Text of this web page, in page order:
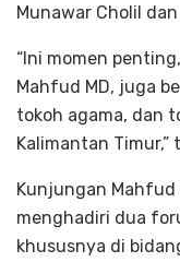
Munawar Cholil
“Ini momen
Mahfud MD, juga
tokoh agama, dan
Kalimantan
Kunjungan Mahfud
menghadiri dua
khususnya di